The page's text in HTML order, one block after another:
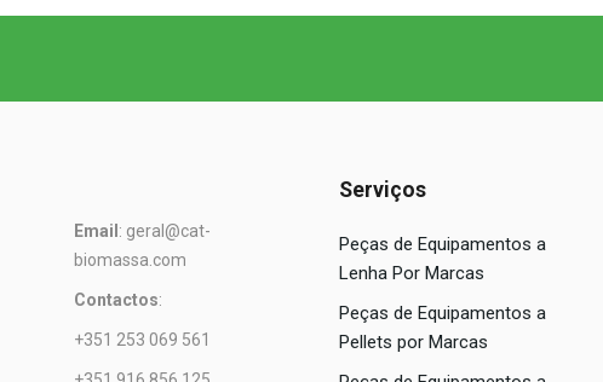
Email : geral@cat-
biomassa.com
Contactos:
+351 253 069 561
Serviços
Peças de Equipamentos a
Lenha Por Marcas
Peças de Equipamentos a
Pellets por Marcas